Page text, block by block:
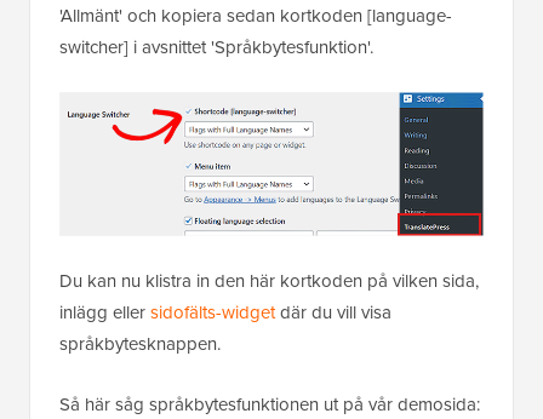
'Allmänt' och kopiera sedan kortkoden [language-
switcher] i avsnittet 'Språkbytesfunktion'.
Du kan nu klistra in den här kortkoden på vilken sida,
inlägg ellersidofälts-widgetdär du vill visa
språkbytesknappen.
Så här såg språkbytesfunktionen ut på vår demosida: